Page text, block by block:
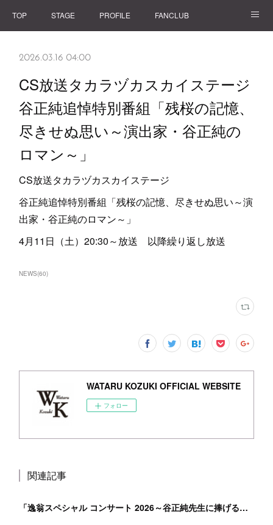
TOP STAGE PROFILE FANCLUB
2026.03.16 04:00
CS放送タカラヅカスカイステージ
谷正純追悼特別番組「残桜の記憶、
尽きせぬ思い～演出家・谷正純の
ロマン～」
CS放送タカラヅカスカイステージ
谷正純追悼特別番組「残桜の記憶、尽きせぬ思い～演
出家・谷正純のロマン～」
4月11日（土）20:30～放送 以降繰り返し放送
NEWS(60)
WATARU KOZUKI OFFICIAL WEBSITE
フォロー
関連記事
「逸翁スペシャル コンサート 2026～谷正純先生に捧げるひととき～」CS放送タカラヅカスカイステージ 放送中！